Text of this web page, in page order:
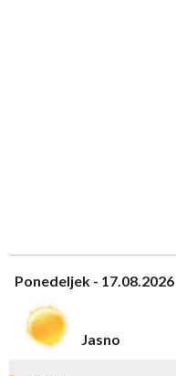
Ponedeljek - 17.08.2026
Jasno